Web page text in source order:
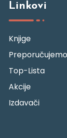
Linkovi
Knjige
Preporučujemo
Top-Lista
Akcije
Izdavači